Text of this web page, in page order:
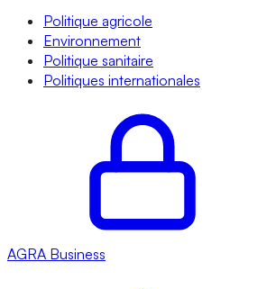
Politique agricole
Environnement
Politique sanitaire
Politiques internationales
AGRA Business